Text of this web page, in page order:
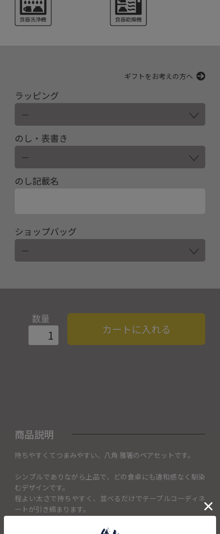
ギフトをお考えの方へ
ラッピング
のし・表書き
のし記載名
ショップバッグ
数量
カートに入れる
商品説明
持ちやすくてつまみやすい、八角 雅箸のペアセットです。
シンプルでありながら上品で、どの食卓にも違和感なく馴染
むデザインです。
程よい太さで持ちやすく、並べるだけでテーブルコーディネ
ートが引き締まります。
母の日や父の日、敬老の日やいつもお世話になっている方へ